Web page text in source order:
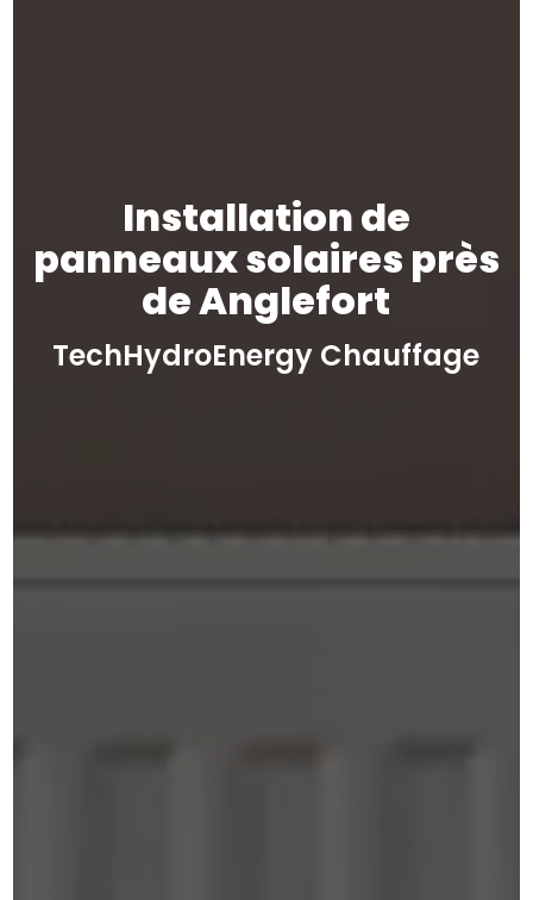
Installation de
panneaux solaires près
de Anglefort
TechHydroEnergy Chauffage